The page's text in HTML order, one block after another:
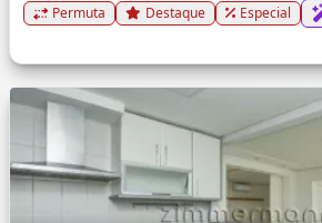
Permuta Destaque Especial